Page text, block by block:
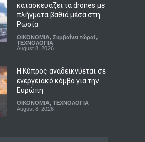
κατασκευάζει τα drones με
πλήγματα βαθιά μέσα στη
Ρωσία
ΟΙΚΟΝΟΜΙΑ, Συμβαίνει τώρα!,
ΤΕΧΝΟΛΟΓΙΑ
August 8, 2026
Η Κύπρος αναδεικνύεται σε
ενεργειακό κόμβο για την
Ευρώπη
ΟΙΚΟΝΟΜΙΑ, ΤΕΧΝΟΛΟΓΙΑ
August 8, 2026